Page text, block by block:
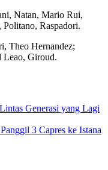
Natan, Mario Rui,
Raspadori.
Theo Hernandez;
Leao, Giroud.
Generasi yang Lagi
3 Capres ke Istana